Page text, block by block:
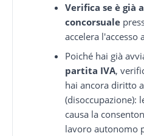
Verifica se è già
concorsuale
accelera l'accesso
Poiché hai già
partita IVA,
hai ancora diritto
(disoccupazione):
causa la
lavoro autonomo